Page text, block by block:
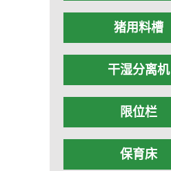
猪用料槽
干湿分离机
限位栏
保育床